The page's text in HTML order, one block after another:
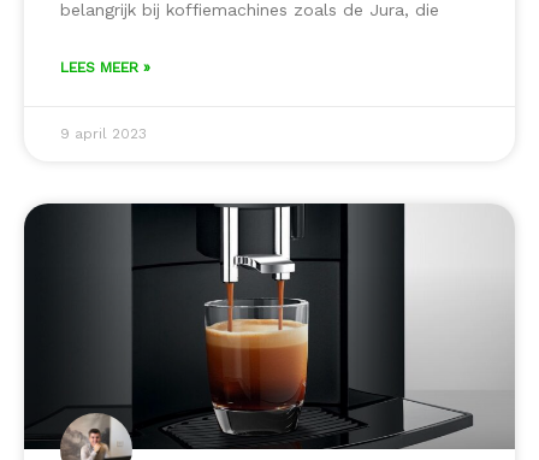
belangrijk bij koffiemachines zoals de Jura, die
LEES MEER »
9 april 2023